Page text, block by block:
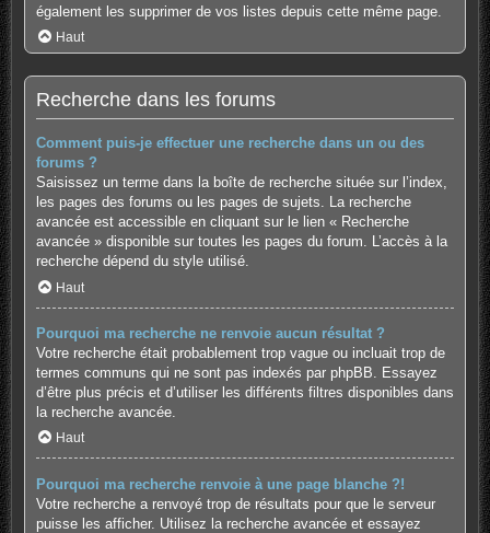
également les supprimer de vos listes depuis cette même page.
Haut
Recherche dans les forums
Comment puis-je effectuer une recherche dans un ou des
forums ?
Saisissez un terme dans la boîte de recherche située sur l’index,
les pages des forums ou les pages de sujets. La recherche
avancée est accessible en cliquant sur le lien « Recherche
avancée » disponible sur toutes les pages du forum. L’accès à la
recherche dépend du style utilisé.
Haut
Pourquoi ma recherche ne renvoie aucun résultat ?
Votre recherche était probablement trop vague ou incluait trop de
termes communs qui ne sont pas indexés par phpBB. Essayez
d’être plus précis et d’utiliser les différents filtres disponibles dans
la recherche avancée.
Haut
Pourquoi ma recherche renvoie à une page blanche ?!
Votre recherche a renvoyé trop de résultats pour que le serveur
puisse les afficher. Utilisez la recherche avancée et essayez